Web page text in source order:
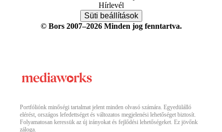
Hírlevél
Süti beállítások
© Bors 2007–2026 Minden jog fenntartva.
Portfóliónk minőségi tartalmat jelent minden olvasó számára. Egyedülálló
elérést, országos lefedettséget és változatos megjelenési lehetőséget biztosít.
Folyamatosan keressük az új irányokat és fejlődési lehetőségeket. Ez jövőnk
záloga.